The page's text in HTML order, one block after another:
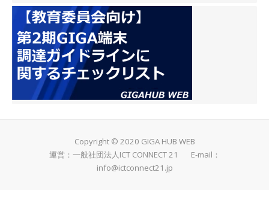
Copyright © 2020 GIGA HUB WEB
運営：一般社団法人ICT CONNECT 21 E-mail：
info@ictconnect21.jp